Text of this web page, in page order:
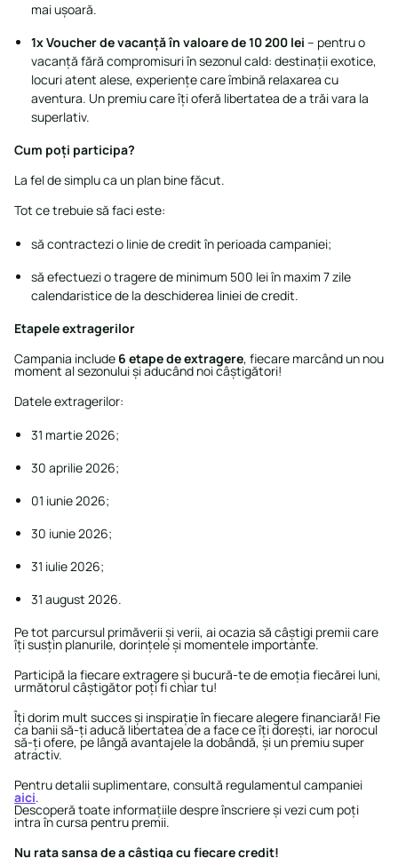
mai ușoară.
1x Voucher de vacanță în valoare de 10 200 lei – pentru o
vacanță fără compromisuri în sezonul cald: destinații exotice,
locuri atent alese, experiențe care îmbină relaxarea cu
aventura. Un premiu care îți oferă libertatea de a trăi vara la
superlativ.
Cum poți participa?
La fel de simplu ca un plan bine făcut.
Tot ce trebuie să faci este:
să contractezi o linie de credit în perioada campaniei;
să efectuezi o tragere de minimum 500 lei în maxim 7 zile
calendaristice de la deschiderea liniei de credit.
Etapele extragerilor
Campania include 6 etape de extragere, fiecare marcând un nou
moment al sezonului și aducând noi câștigători!
Datele extragerilor:
31 martie 2026;
30 aprilie 2026;
01 iunie 2026;
30 iunie 2026;
31 iulie 2026;
31 august 2026.
Pe tot parcursul primăverii și verii, ai ocazia să câștigi premii care
îți susțin planurile, dorințele și momentele importante.
Participă la fiecare extragere și bucură-te de emoția fiecărei luni,
următorul câștigător poți fi chiar tu!
Îți dorim mult succes și inspirație în fiecare alegere financiară! Fie
ca banii să-ți aducă libertatea de a face ce îți dorești, iar norocul
să-ți ofere, pe lângă avantajele la dobândă, și un premiu super
atractiv.
Pentru detalii suplimentare, consultă regulamentul campaniei
aici.
Descoperă toate informațiile despre înscriere și vezi cum poți
intra în cursa pentru premii.
Nu rata șansa de a câștiga cu fiecare credit!